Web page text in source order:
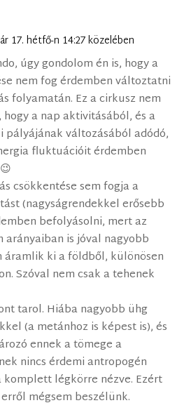
17. hétfő-n 14:27 közelében
úgy gondolom én is, hogy a
nem fog érdemben változtatni
folyamatán. Ez a cirkusz nem
a nap aktivitásából, és a
változásából adódó,
fluktuációit érdemben
csökkentése sem fogja a
(nagyságrendekkel erősebb
befolyásolni, mert az
arányaiban is jóval nagyobb
áramlik ki a földből, különösen
Szóval nem csak a tehenek
tarol. Hiába nagyobb ühg
(a metánhoz is képest is), és
ennek a tömege a
nincs érdemi antropogén
komplett légkörre nézve. Ezért
mégsem beszélünk.